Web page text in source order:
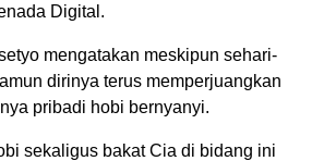
Digital.
mengatakan meskipun sehari-
dirinya terus memperjuangkan
pribadi hobi bernyanyi.
sekaligus bakat Cia di bidang ini